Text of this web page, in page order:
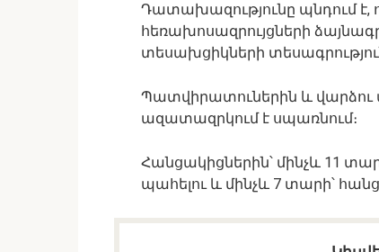
Դատախազությունը պնդում է,
հեռախոսազրույցների
տեսախցիկների
Պատվիրատուներին և
ազատազրկում է սպառնում։
Հանցակիցներին՝ մինչև 11
պահելու և մինչև 7 տարի՝